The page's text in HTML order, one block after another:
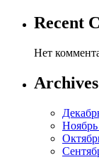
Recent
Нет
Archives